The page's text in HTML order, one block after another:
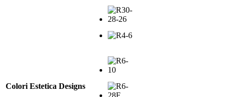
Colori Estetica Designs